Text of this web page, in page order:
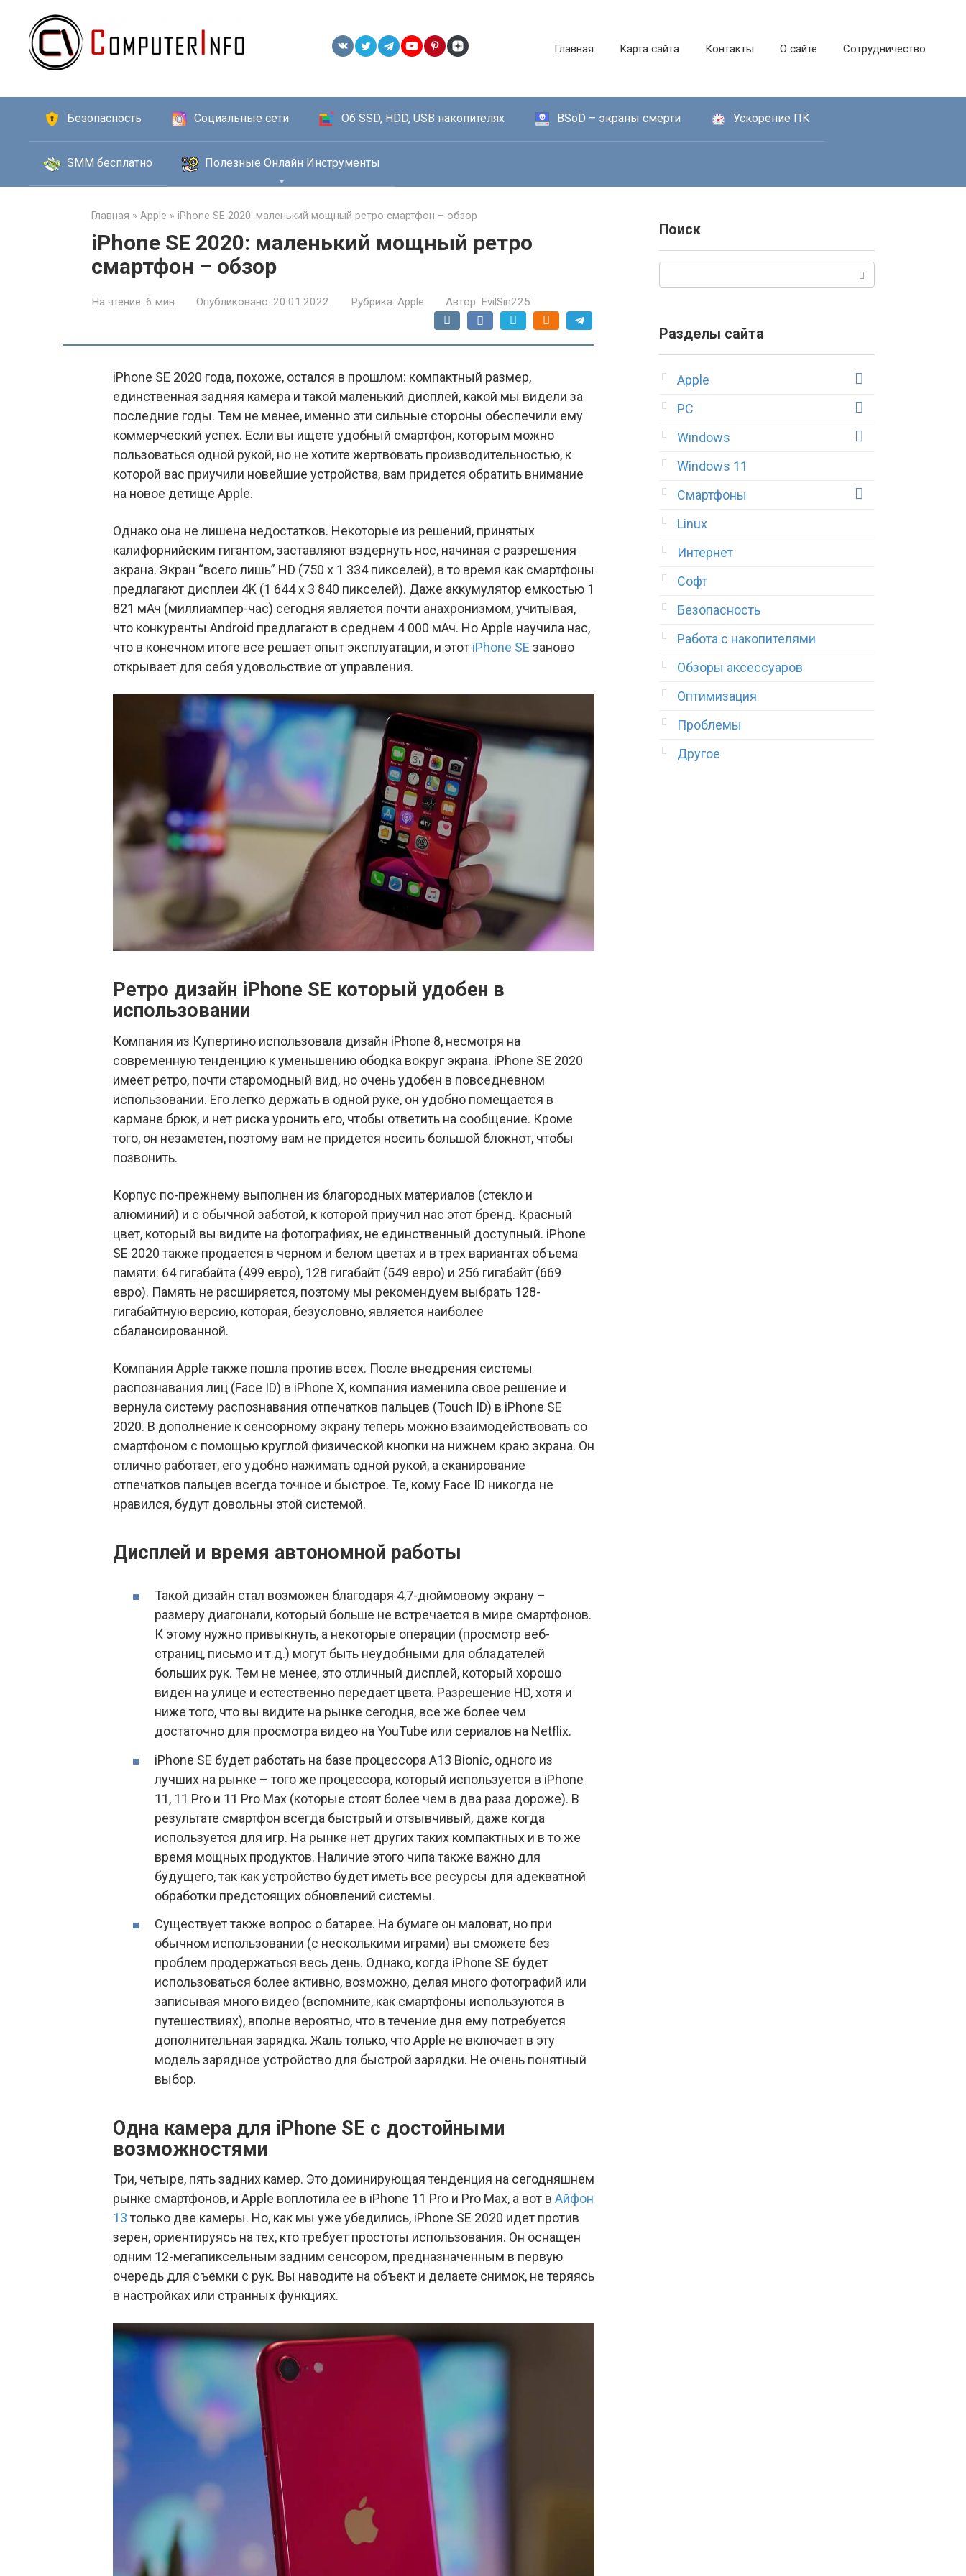
контенту
Главная Карта сайта Контакты О сайте Сотрудничество
Безопасность Социальные сети Об SSD, HDD, USB накопителях BSoD – экраны смерти Ускорение ПК
SMM бесплатно Полезные Онлайн Инструменты
Главная » Apple » iPhone SE 2020: маленький мощный ретро смартфон – обзор
iPhone SE 2020: маленький мощный ретро
смартфон – обзор
На чтение: 6 мин Опубликовано: 20.01.2022 Рубрика: Apple Автор: EvilSin225
iPhone SE 2020 года, похоже, остался в прошлом: компактный размер,
единственная задняя камера и такой маленький дисплей, какой мы видели за
последние годы. Тем не менее, именно эти сильные стороны обеспечили ему
коммерческий успех. Если вы ищете удобный смартфон, которым можно
пользоваться одной рукой, но не хотите жертвовать производительностью, к
которой вас приучили новейшие устройства, вам придется обратить внимание
на новое детище Apple.
Однако она не лишена недостатков. Некоторые из решений, принятых
калифорнийским гигантом, заставляют вздернуть нос, начиная с разрешения
экрана. Экран “всего лишь” HD (750 x 1 334 пикселей), в то время как смартфоны
предлагают дисплеи 4K (1 644 x 3 840 пикселей). Даже аккумулятор емкостью 1
821 мАч (миллиампер-час) сегодня является почти анахронизмом, учитывая,
что конкуренты Android предлагают в среднем 4 000 мАч. Но Apple научила нас,
что в конечном итоге все решает опыт эксплуатации, и этот iPhone SE заново
открывает для себя удовольствие от управления.
Ретро дизайн iPhone SE который удобен в
использовании
Компания из Купертино использовала дизайн iPhone 8, несмотря на
современную тенденцию к уменьшению ободка вокруг экрана. iPhone SE 2020
имеет ретро, почти старомодный вид, но очень удобен в повседневном
использовании. Его легко держать в одной руке, он удобно помещается в
кармане брюк, и нет риска уронить его, чтобы ответить на сообщение. Кроме
того, он незаметен, поэтому вам не придется носить большой блокнот, чтобы
позвонить.
Корпус по-прежнему выполнен из благородных материалов (стекло и
алюминий) и с обычной заботой, к которой приучил нас этот бренд. Красный
цвет, который вы видите на фотографиях, не единственный доступный. iPhone
SE 2020 также продается в черном и белом цветах и в трех вариантах объема
памяти: 64 гигабайта (499 евро), 128 гигабайт (549 евро) и 256 гигабайт (669
евро). Память не расширяется, поэтому мы рекомендуем выбрать 128-
гигабайтную версию, которая, безусловно, является наиболее
сбалансированной.
Компания Apple также пошла против всех. После внедрения системы
распознавания лиц (Face ID) в iPhone X, компания изменила свое решение и
вернула систему распознавания отпечатков пальцев (Touch ID) в iPhone SE
2020. В дополнение к сенсорному экрану теперь можно взаимодействовать со
смартфоном с помощью круглой физической кнопки на нижнем краю экрана. Он
отлично работает, его удобно нажимать одной рукой, а сканирование
отпечатков пальцев всегда точное и быстрое. Те, кому Face ID никогда не
нравился, будут довольны этой системой.
Дисплей и время автономной работы
Такой дизайн стал возможен благодаря 4,7-дюймовому экрану –
размеру диагонали, который больше не встречается в мире смартфонов.
К этому нужно привыкнуть, а некоторые операции (просмотр веб-
страниц, письмо и т.д.) могут быть неудобными для обладателей
больших рук. Тем не менее, это отличный дисплей, который хорошо
виден на улице и естественно передает цвета. Разрешение HD, хотя и
ниже того, что вы видите на рынке сегодня, все же более чем
достаточно для просмотра видео на YouTube или сериалов на Netflix.
iPhone SE будет работать на базе процессора A13 Bionic, одного из
лучших на рынке – того же процессора, который используется в iPhone
11, 11 Pro и 11 Pro Max (которые стоят более чем в два раза дороже). В
результате смартфон всегда быстрый и отзывчивый, даже когда
используется для игр. На рынке нет других таких компактных и в то же
время мощных продуктов. Наличие этого чипа также важно для
будущего, так как устройство будет иметь все ресурсы для адекватной
обработки предстоящих обновлений системы.
Существует также вопрос о батарее. На бумаге он маловат, но при
обычном использовании (с несколькими играми) вы сможете без
проблем продержаться весь день. Однако, когда iPhone SE будет
использоваться более активно, возможно, делая много фотографий или
записывая много видео (вспомните, как смартфоны используются в
путешествиях), вполне вероятно, что в течение дня ему потребуется
дополнительная зарядка. Жаль только, что Apple не включает в эту
модель зарядное устройство для быстрой зарядки. Не очень понятный
выбор.
Одна камера для iPhone SE с достойными
возможностями
Три, четыре, пять задних камер. Это доминирующая тенденция на сегодняшнем
рынке смартфонов, и Apple воплотила ее в iPhone 11 Pro и Pro Max, а вот в Айфон
13только две камеры. Но, как мы уже убедились, iPhone SE 2020 идет против
зерен, ориентируясь на тех, кто требует простоты использования. Он оснащен
одним 12-мегапиксельным задним сенсором, предназначенным в первую
очередь для съемки с рук. Вы наводите на объект и делаете снимок, не теряясь
в настройках или странных функциях.
Поиск
Разделы сайта
Apple
PC
Windows
Windows 11
Смартфоны
Linux
Интернет
Софт
Безопасность
Работа с накопителями
Обзоры аксессуаров
Оптимизация
Проблемы
Другое